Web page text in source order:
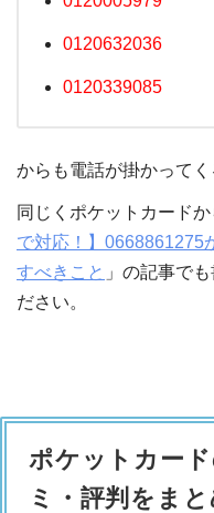
0120632036
0120339085
からも電話が掛かってく
同じくポケットカード
で対応！】0668861275
すべきこと 」の記事で
ださい。
ポケットカー
ミ・評判をま